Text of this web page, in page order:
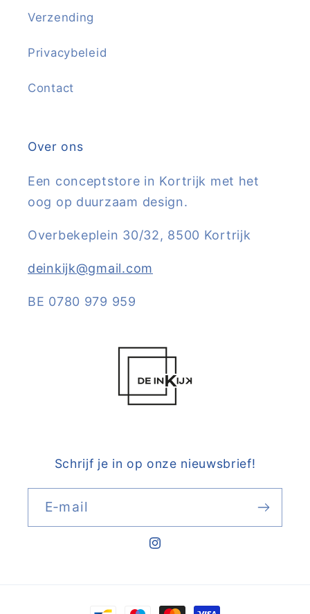
Verzending
Privacybeleid
Contact
Over ons
Een conceptstore in Kortrijk met het
oog op duurzaam design.
Overbekeplein 30/32, 8500 Kortrijk
deinkijk@gmail.com
BE 0780 979 959
Schrijf je in op onze nieuwsbrief!
E‑mail
Instagram
Betaalmethoden